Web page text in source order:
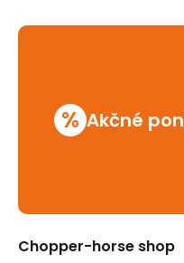
% Akčné
Chopper-horse shop